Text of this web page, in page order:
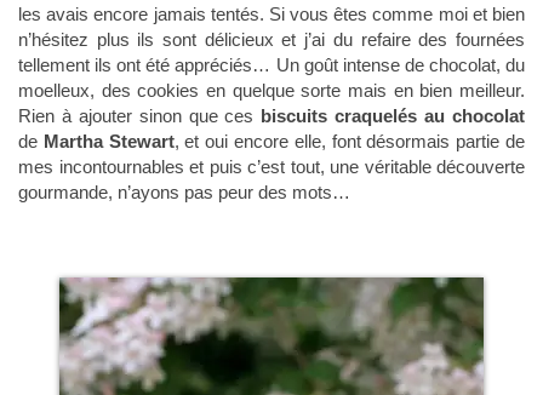
les avais encore jamais tentés. Si vous êtes comme moi et bien
n’hésitez plus ils sont délicieux et j’ai du refaire des fournées
tellement ils ont été appréciés… Un goût intense de chocolat, du
moelleux, des cookies en quelque sorte mais en bien meilleur.
Rien à ajouter sinon que ces biscuits craquelés au chocolat
de Martha Stewart, et oui encore elle, font désormais partie de
mes incontournables et puis c’est tout, une véritable découverte
gourmande, n’ayons pas peur des mots…